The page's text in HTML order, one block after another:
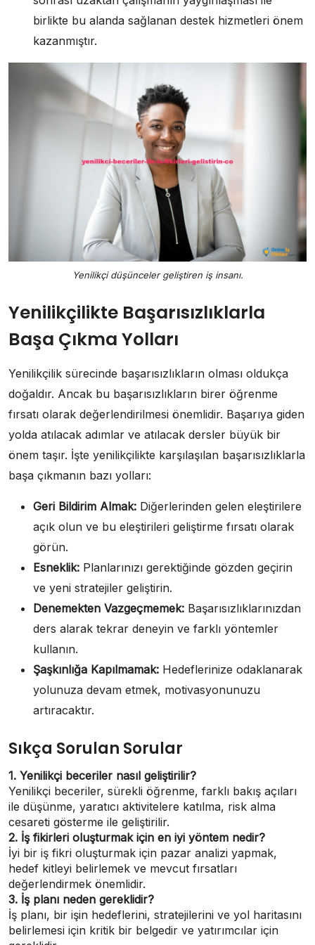
birlikte bu alanda sağlanan destek hizmetleri önem
kazanmıştır.
Yenilikçi düşünceler geliştiren iş insanı.
Yenilikçilikte Başarısızlıklarla
Başa Çıkma Yolları
Yenilikçilik sürecinde başarısızlıkların olması oldukça
doğaldır. Ancak bu başarısızlıkların birer öğrenme
fırsatı olarak değerlendirilmesi önemlidir. Başarıya giden
yolda atılacak adımlar ve atılacak dersler büyük bir
önem taşır. İşte yenilikçilikte karşılaşılan başarısızlıklarla
başa çıkmanın bazı yolları:
Geri Bildirim Almak: Diğerlerinden gelen eleştirilere
açık olun ve bu eleştirileri geliştirme fırsatı olarak
görün.
Esneklik: Planlarınızı gerektiğinde gözden geçirin
ve yeni stratejiler geliştirin.
Denemekten Vazgeçmemek: Başarısızlıklarınızdan
ders alarak tekrar deneyin ve farklı yöntemler
kullanın.
Şaşkınlığa Kapılmamak: Hedeflerinize odaklanarak
yolunuza devam etmek, motivasyonunuzu
artıracaktır.
Sıkça Sorulan Sorular
1. Yenilikçi beceriler nasıl geliştirilir?
Yenilikçi beceriler, sürekli öğrenme, farklı bakış açıları
ile düşünme, yaratıcı aktivitelere katılma, risk alma
cesareti gösterme ile geliştirilir.
2. İş fikirleri oluşturmak için en iyi yöntem nedir?
İyi bir iş fikri oluşturmak için pazar analizi yapmak,
hedef kitleyi belirlemek ve mevcut fırsatları
değerlendirmek önemlidir.
3. İş planı neden gereklidir?
İş planı, bir işin hedeflerini, stratejilerini ve yol haritasını
belirlemesi için kritik bir belgedir ve yatırımcılar için